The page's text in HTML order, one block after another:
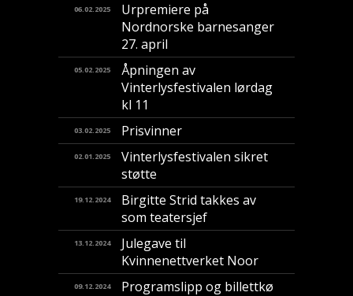
06.02.2025
Urpremiere på
Nordnorske barnesanger
27. april
05.02.2025
Åpningen av
Vinterlysfestivalen lørdag
kl 11
03.02.2025 Prisvinner
02.01.2025
Vinterlysfestivalen sikret
støtte
19.12.2024
Birgitte Strid takkes av
som teatersjef
13.12.2024
Julegave til
Kvinnenettverket Noor
09.12.2024 Programslipp og billettkø